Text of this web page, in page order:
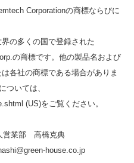
Corporationの商標ならびに
の多くの国で登録された
の商標です。他の製品名および
各社の商標である場合がありま
ついては、
(US)をご覧ください。
営業部 高橋克典
house.co.jp